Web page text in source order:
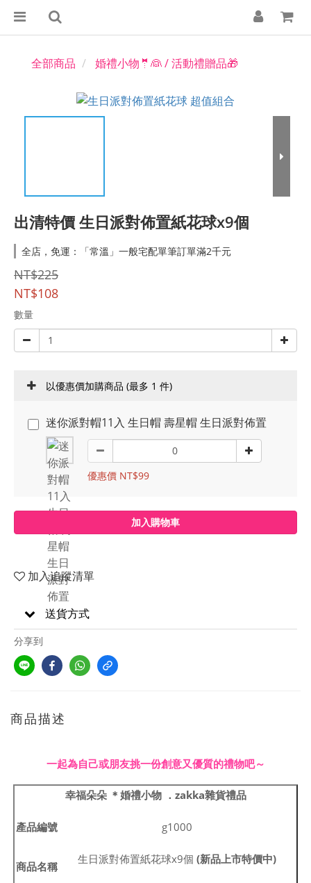
全部商品 婚禮小物🤵👰 / 活動禮贈品🎁
出清特價 生日派對佈置紙花球x9個
全店，免運：「常溫」一般宅配單筆訂單滿2千元
NT$225
NT$108
數量
以優惠價加購商品 (最多 1 件)
迷你派對帽11入 生日帽 壽星帽 生日派對佈置
優惠價 NT$99
加入購物車
加入追蹤清單
送貨方式
分享到
商品描述
一起為自己或朋友挑一份創意又優質的禮物吧～
幸福朵朵 ＊婚禮小物．zakka雜貨禮品
產品編號 g1000
商品名稱
生日派對佈置紙花球x9個 (新品上市特價中)